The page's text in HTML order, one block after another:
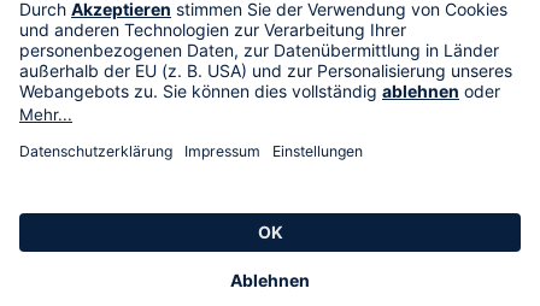
HSE International